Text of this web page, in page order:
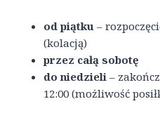
od piątku –
(kolacją)
przez całą sobotę
do niedzieli –
12:00 (możliwość